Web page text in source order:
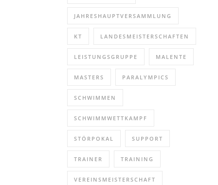
JAHRESHAUPTVERSAMMLUNG
KT LANDESMEISTERSCHAFTEN
LEISTUNGSGRUPPE MALENTE
MASTERS PARALYMPICS
SCHWIMMEN
SCHWIMMWETTKAMPF
STÖRPOKAL SUPPORT
TRAINER TRAINING
VEREINSMEISTERSCHAFT